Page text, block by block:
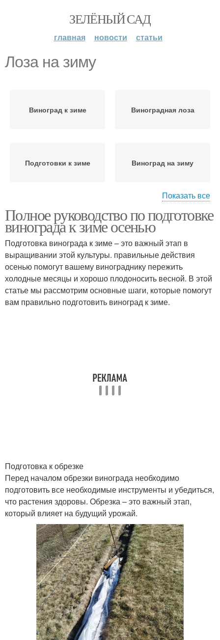
ЗЕЛЁНЫЙ САД
главная новости статьи
Лоза на зиму
Виноград к зиме Виноградная лоза
Подготовки к зиме Виноград на зиму
Виноградные лозы Укрытие на зиму
Показать все
Полное руководство по подготовке
винограда к зиме осенью
Подготовка винограда к зиме – это важный этап в
выращивании этой культуры. правильные действия
осенью помогут вашему винограднику пережить
холодные месяцы и хорошо плодоносить весной. В этой
статье мы рассмотрим основные шаги, которые помогут
вам правильно подготовить виноград к зиме.
Подготовка к обрезке
Перед началом обрезки винограда необходимо
подготовить все необходимые инструменты и убедиться,
что растения здоровы. Обрезка – это важный этап,
который влияет на будущий урожай.